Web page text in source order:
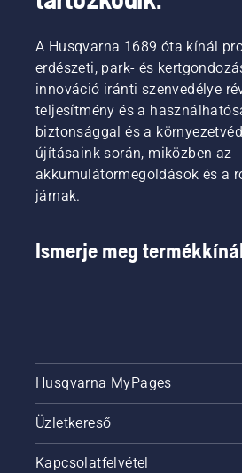
A Husqvarna 1689 óta kínál
erdészeti, park- és
innováció iránti szenvedélye
teljesítmény és a
biztonsággal és a
újításaink során, miközben az
akkumulátormegoldások és a
járnak.
Ismerje meg
Husqvarna MyPages
Üzletkereső
Kapcsolatfelvétel